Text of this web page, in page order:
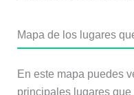
Mapa de los lugares
En este mapa puedes
principales lugares